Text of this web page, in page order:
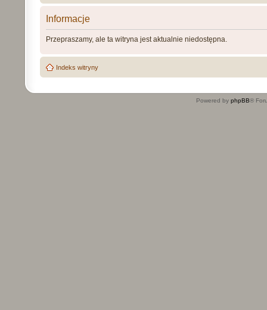
Informacje
Przepraszamy, ale ta witryna jest aktualnie niedostępna.
Indeks witryny
Powered by phpBB®